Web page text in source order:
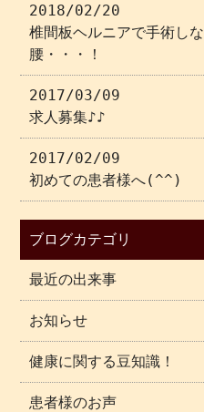
2018/02/20
椎間板ヘルニアで手術し
腰・・・！
2017/03/09
求人募集♪♪
2017/02/09
初めての患者様へ(^^)
ブログカテゴリ
最近の出来事
お知らせ
健康に関する豆知識！
患者様のお声